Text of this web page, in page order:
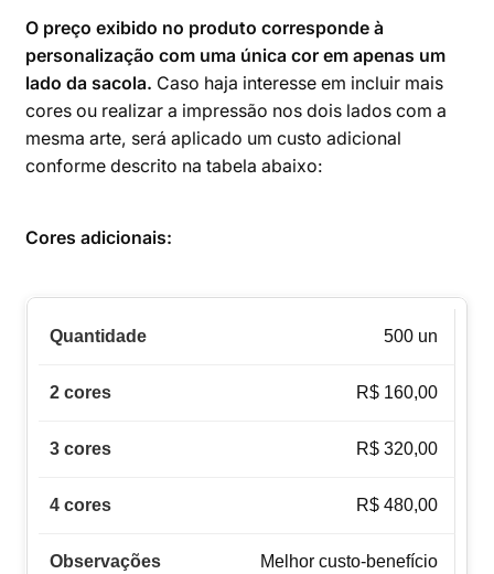
O preço exibido no produto corresponde à
personalização com uma única cor em apenas um
lado da sacola. Caso haja interesse em incluir mais
cores ou realizar a impressão nos dois lados com a
mesma arte, será aplicado um custo adicional
conforme descrito na tabela abaixo:
Cores adicionais:
500 un
R$ 160,00
R$ 320,00
R$ 480,00
Melhor custo-benefício